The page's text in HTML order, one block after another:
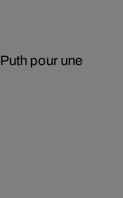
pour une